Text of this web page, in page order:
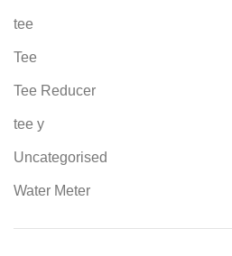
tee
Tee
Tee Reducer
tee y
Uncategorised
Water Meter